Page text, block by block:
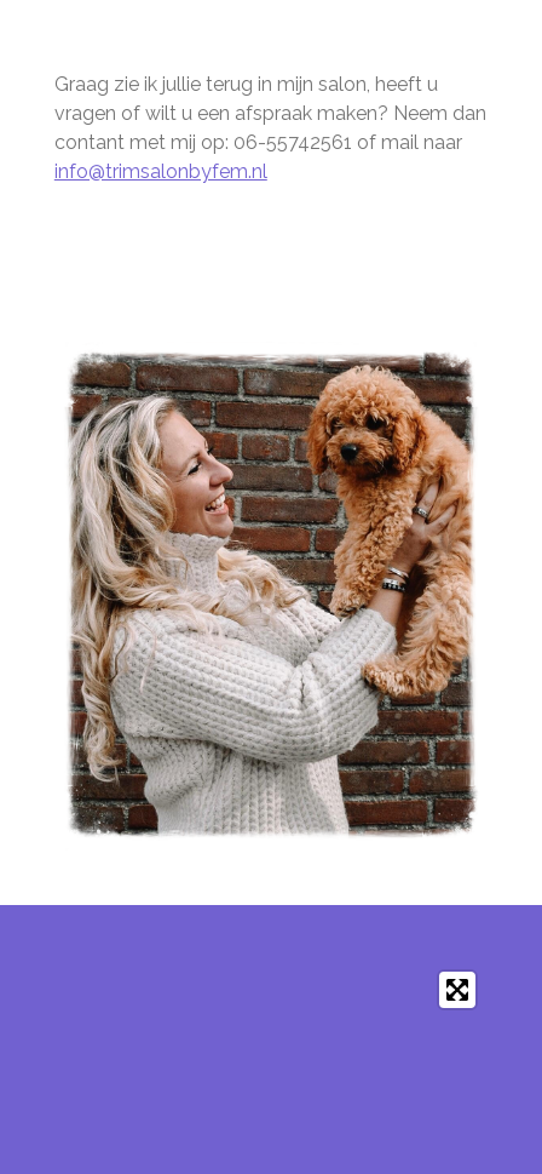
Graag zie ik jullie terug in mijn salon, heeft u
vragen of wilt u een afspraak maken? Neem dan
contant met mij op: 06-55742561 of mail naar
info@trimsalonbyfem.nl